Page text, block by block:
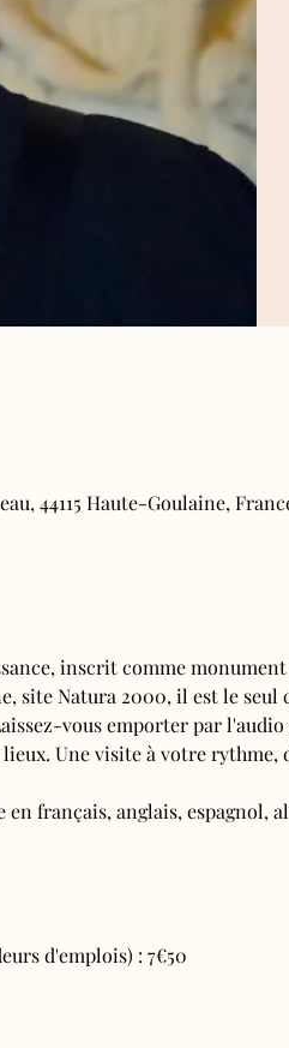
44115 Haute-Goulaine,
inscrit comme
site Natura 2000, il est le
vous emporter par
Une visite à votre
français, anglais, espagnol,
d'emplois) : 7€50